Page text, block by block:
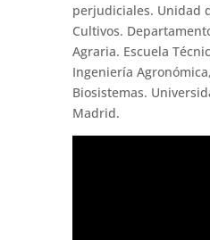
perjudiciales. Unidad
Cultivos.
Agraria. Escuela
Ingeniería
Biosistemas.
Madrid.